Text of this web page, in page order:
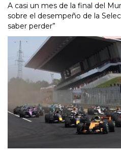
A casi un mes de la final del
sobre el desempeño de la
saber perder”